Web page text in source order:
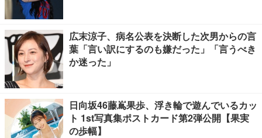
広末涼子、病名公表を決断した次男からの言
葉「言い訳にするのも嫌だった」「言うべき
か迷った」
日向坂46藤嶌果歩、浮き輪で遊んでいるカッ
ト 1st写真集ポストカード第2弾公開【果実
の歩幅】